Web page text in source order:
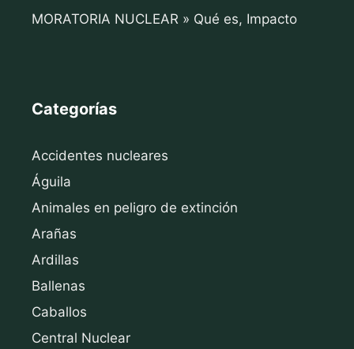
MORATORIA NUCLEAR » Qué es, Impacto
Categorías
Accidentes nucleares
Águila
Animales en peligro de extinción
Arañas
Ardillas
Ballenas
Caballos
Central Nuclear